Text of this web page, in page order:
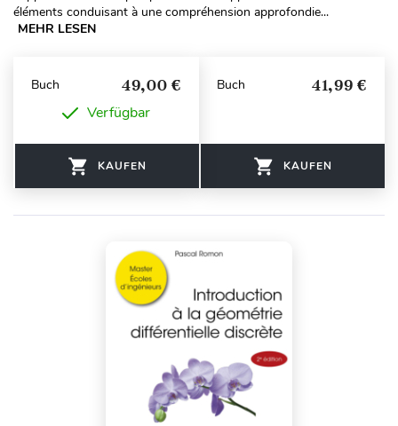
éléments conduisant à une compréhension approfondie...
MEHR LESEN
Buch 49,00 €
Verfügbar
KAUFEN
Buch 41,99 €
KAUFEN